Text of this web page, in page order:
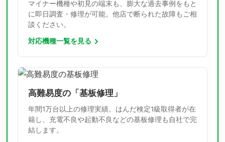
マイナー機種や初見の端末も、膨大な過去事例をもと
に即日調査・修理が可能。他店で断られた故障もご相
談ください。
対応機種一覧を見る
高難易度の「基板修理」
年間1万台以上の修理実績。はんだ検定1級取得者が在
籍し、充電不良や起動不良などの基板修理も自社で完
結します。